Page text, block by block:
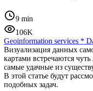
9 min
106K
Geoinformation services *
Визуализация данных
картами встречаются
самые удачные из
В этой статье будут
подобных задач.